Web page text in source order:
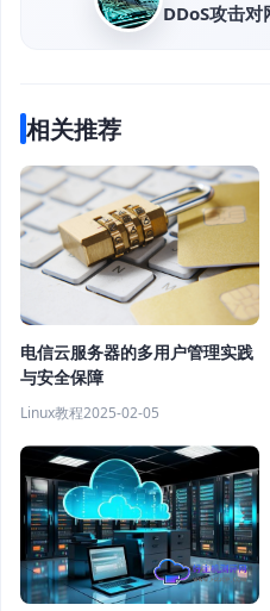
DDoS攻击对
相关推荐
电信云服务器的多用户管理实践
与安全保障
Linux教程2025-02-05